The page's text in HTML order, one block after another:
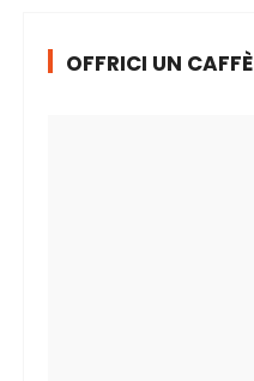
OFFRICI UN CAFFÈ